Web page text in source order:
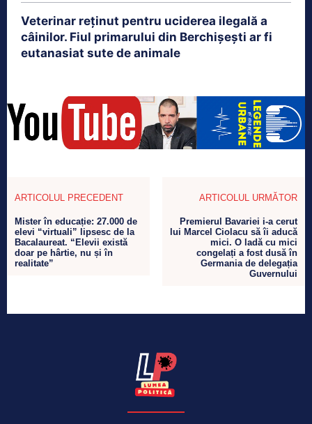
Veterinar reținut pentru uciderea ilegală a
câinilor. Fiul primarului din Berchișești ar fi
eutanasiat sute de animale
ARTICOLUL PRECEDENT
Mister în educație: 27.000 de
elevi “virtuali” lipsesc de la
Bacalaureat. “Elevii există
doar pe hârtie, nu și în
realitate”
ARTICOLUL URMĂTOR
Premierul Bavariei i-a cerut
lui Marcel Ciolacu să îi aducă
mici. O ladă cu mici
congelați a fost dusă în
Germania de delegația
Guvernului